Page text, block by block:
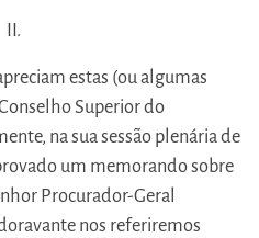
II.
estas (ou algumas
Superior do
na sua sessão plenária de
um memorando sobre
Procurador-Geral
nos referiremos